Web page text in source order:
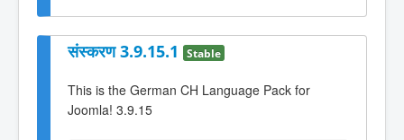
संस्करण 3.9.15.1 Stable
This is the German CH Language Pack for
Joomla! 3.9.15